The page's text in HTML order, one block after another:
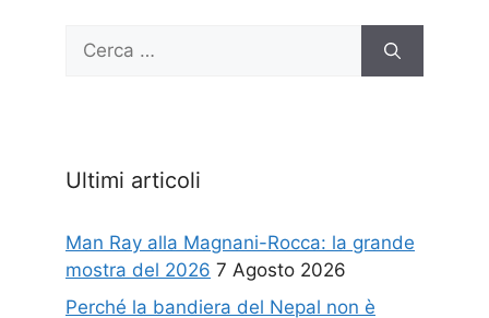
Ricerca
Ultimi articoli
Man Ray alla Magnani-Rocca: la grande
mostra del 2026 7 Agosto 2026
Perché la bandiera del Nepal non è